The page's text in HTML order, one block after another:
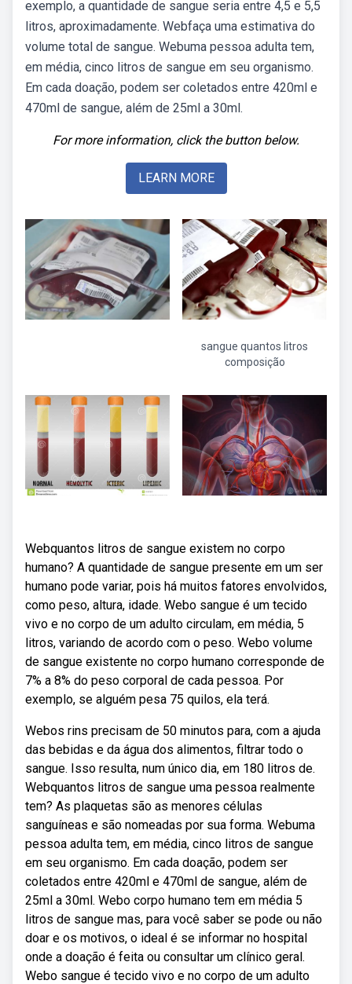
exemplo, a quantidade de sangue seria entre 4,5 e 5,5
litros, aproximadamente. Webfaça uma estimativa do
volume total de sangue. Webuma pessoa adulta tem,
em média, cinco litros de sangue em seu organismo.
Em cada doação, podem ser coletados entre 420ml e
470ml de sangue, além de 25ml a 30ml.
For more information, click the button below.
LEARN MORE
sangue quantos litros
composição
Webquantos litros de sangue existem no corpo
humano? A quantidade de sangue presente em um ser
humano pode variar, pois há muitos fatores envolvidos,
como peso, altura, idade. Webo sangue é um tecido
vivo e no corpo de um adulto circulam, em média, 5
litros, variando de acordo com o peso. Webo volume
de sangue existente no corpo humano corresponde de
7% a 8% do peso corporal de cada pessoa. Por
exemplo, se alguém pesa 75 quilos, ela terá.
Webos rins precisam de 50 minutos para, com a ajuda
das bebidas e da água dos alimentos, filtrar todo o
sangue. Isso resulta, num único dia, em 180 litros de.
Webquantos litros de sangue uma pessoa realmente
tem? As plaquetas são as menores células
sanguíneas e são nomeadas por sua forma. Webuma
pessoa adulta tem, em média, cinco litros de sangue
em seu organismo. Em cada doação, podem ser
coletados entre 420ml e 470ml de sangue, além de
25ml a 30ml. Webo corpo humano tem em média 5
litros de sangue mas, para você saber se pode ou não
doar e os motivos, o ideal é se informar no hospital
onde a doação é feita ou consultar um clínico geral.
Webo sangue é tecido vivo e no corpo de um adulto